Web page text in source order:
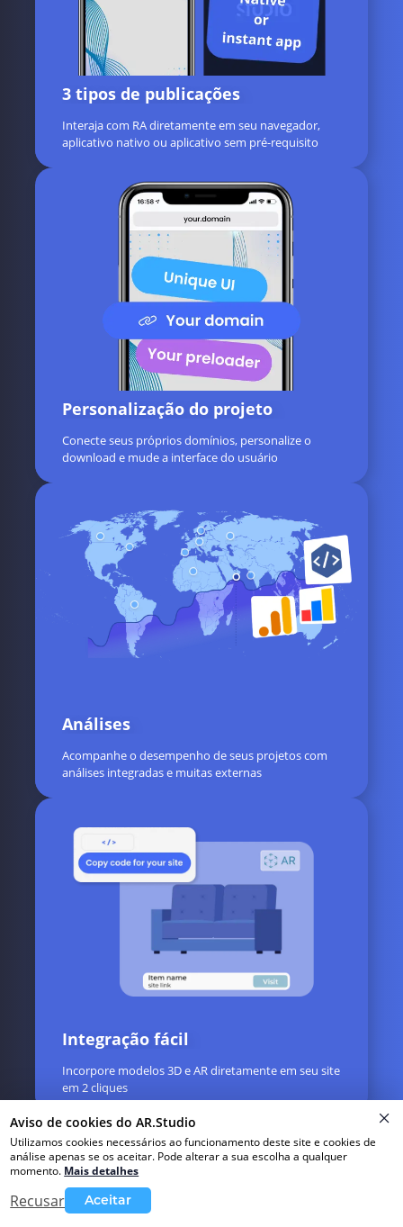
3 tipos de publicações
Interaja com RA diretamente em seu navegador,
aplicativo nativo ou aplicativo sem pré-requisito
Personalização do projeto
Conecte seus próprios domínios, personalize o
download e mude a interface do usuário
Análises
Acompanhe o desempenho de seus projetos com
análises integradas e muitas externas
Integração fácil
Incorpore modelos 3D e AR diretamente em seu site
em 2 cliques
Aviso de cookies do AR.Studio
Utilizamos cookies necessários ao funcionamento deste site e cookies de
análise apenas se os aceitar. Pode alterar a sua escolha a qualquer
momento. Mais detalhes
Recusar Aceitar